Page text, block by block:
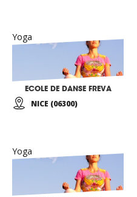
Yoga
ECOLE DE DANSE FREVA
NICE (06300)
Yoga